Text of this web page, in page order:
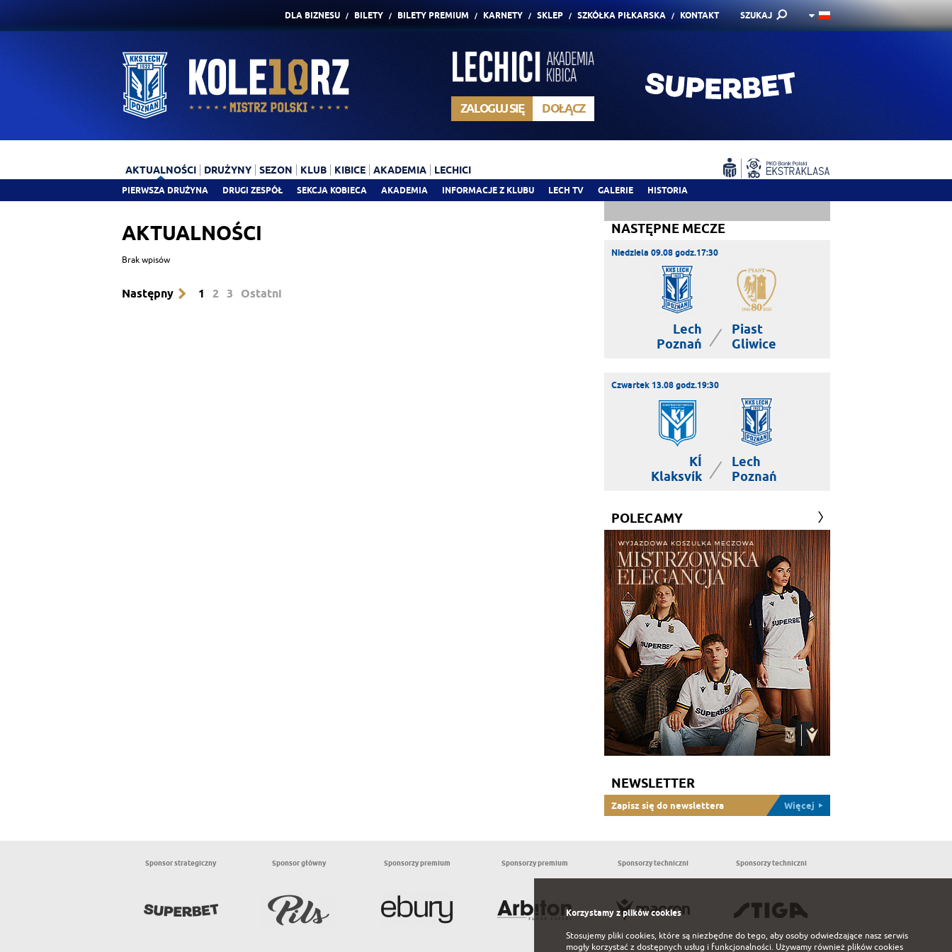
DLA BIZNESU BILETY BILETY PREMIUM KARNETY SKLEP SZKÓŁKA PIŁKARSKA KONTAKT SZUKAJ
ZALOGUJ SIĘ DOŁĄCZ
AKTUALNOŚCI
PIERWSZA DRUŻYNA DRUGI ZESPÓŁ SEKCJA KOBIECA AKADEMIA INFORMACJE Z KLUBU LECH TV GALERIE HISTORIA
DRUŻYNY SEZON KLUB KIBICE AKADEMIA LECHICI
AKTUALNOŚCI
Brak wpisów
Następny 1 2 3 Ostatni
NASTĘPNE MECZE
Niedziela 09.08 godz.17:30
Lech
Poznań
|
Piast
Gliwice
Czwartek 13.08 godz.19:30
KÍ
Klaksvík
|
Lech
Poznań
POLECAMY
NEWSLETTER
Zapisz się do newslettera Więcej
Sponsor strategiczny Sponsor główny Sponsorzy premium Sponsorzy premium Sponsorzy techniczni Sponsorzy techniczni
Korzystamy z plików cookies
Stosujemy pliki cookies, które są niezbędne do tego, aby osoby odwiedzające nasz serwis
mogły korzystać z dostępnych usług i funkcjonalności. Używamy również plików cookies